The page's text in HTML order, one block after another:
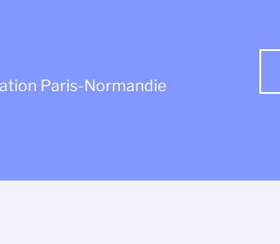
Paris-Normandie